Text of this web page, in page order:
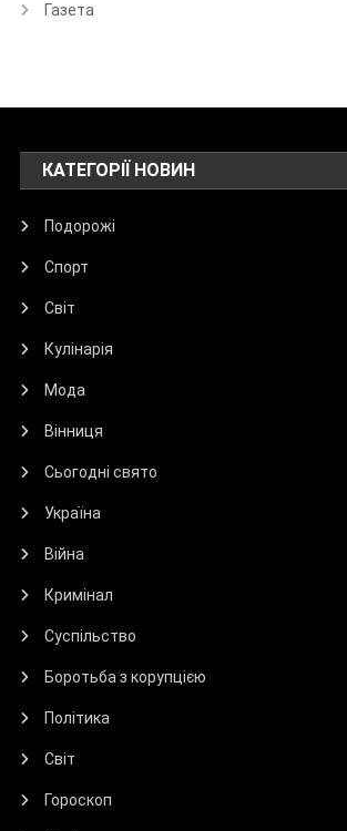
Газета
КАТЕГОРІЇ НОВИН
Подорожі
Спорт
Світ
Кулінарія
Мода
Вінниця
Сьогодні свято
Україна
Війна
Кримінал
Суспільство
Боротьба з корупцією
Політика
Світ
Гороскоп